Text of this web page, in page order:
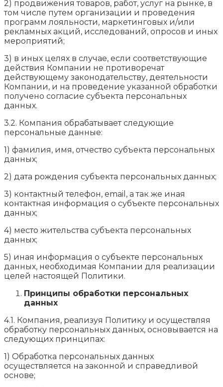
2) продвижения товаров, работ, услуг на рынке, в
том числе путем организации и проведения
программ лояльности, маркетинговых и/или
рекламных акций, исследований, опросов и иных
мероприятий;
3) в иных целях в случае, если соответствующие
действия Компании не противоречат
действующему законодательству, деятельности
Компании, и на проведение указанной обработки
получено согласие субъекта персональных
данных.
3.2. Компания обрабатывает следующие
персональные данные:
1) фамилия, имя, отчество субъекта персональных
данных;
2) дата рождения субъекта персональных данных;
3) контактный телефон, email, а так же иная
контактная информация о субъекте персональных
данных;
4) место жительства субъекта персональных
данных;
5) иная информация о субъекте персональных
данных, необходимая Компании для реализации
целей настоящей Политики.
Принципы обработки персональных
данных
4.1. Компания, реализуя Политику и осуществляя
обработку персональных данных, основывается на
следующих принципах:
1) Обработка персональных данных
осуществляется на законной и справедливой
основе;